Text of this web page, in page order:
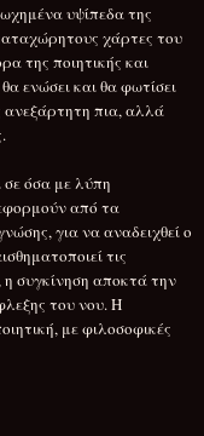
υψίπεδα της
χάρτες του
της ποιητικής και
ενώσει και θα φωτίσει
ανεξάρτητη πια, αλλά
σε όσα με λύπη
από τα
για να αναδειχθεί ο
τις
συγκίνηση αποκτά την
του νου. Η
με φιλοσοφικές